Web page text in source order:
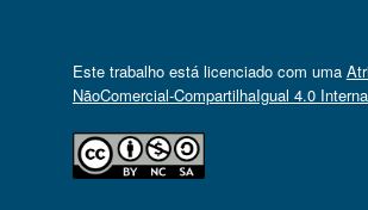
Este trabalho está licenciado com uma
NãoComercial-CompartilhaIgual 4.0